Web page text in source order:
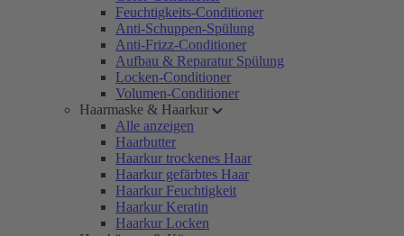
Feuchtigkeits-Conditioner
Anti-Schuppen-Spülung
Anti-Frizz-Conditioner
Aufbau & Reparatur Spülung
Locken-Conditioner
Volumen-Conditioner
Haarmaske & Haarkur
Alle anzeigen
Haarbutter
Haarkur trockenes Haar
Haarkur gefärbtes Haar
Haarkur Feuchtigkeit
Haarkur Keratin
Haarkur Locken